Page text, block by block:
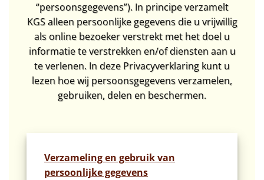
“persoonsgegevens”). In principe verzamelt
KGS alleen persoonlijke gegevens die u vrijwillig
als online bezoeker verstrekt met het doel u
informatie te verstrekken en/of diensten aan u
te verlenen. In deze Privacyverklaring kunt u
lezen hoe wij persoonsgegevens verzamelen,
gebruiken, delen en beschermen.
Verzameling en gebruik van
persoonlijke gegevens